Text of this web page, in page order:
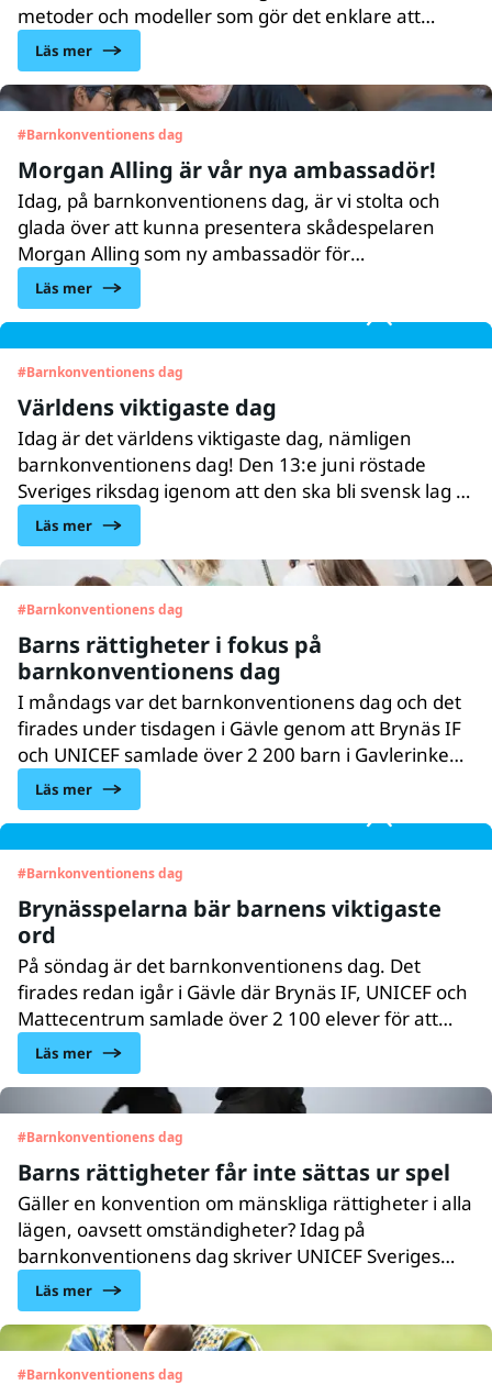
metoder och modeller som gör det enklare att
konkret tillämpa barnkonventionen, till exempel
Barnrättskommun, rättighetsbaserad skola och vår
handbok för socialtjänstens dagliga arbete. Vi vill i
behöver både regeringar, kommuner, näringslivet
och civilsamhället för att barns rättigheter ska
kunna förverkligas.
Läs mer
#Barnkonventionens dag
Morgan Alling är vår nya ambassadör!
Idag, på barnkonventionens dag, är vi stolta och
glada över att kunna presentera skådespelaren
Morgan Alling som ny ambassadör för
UNICEF Sverige.
Läs mer
#Barnkonventionens dag
Världens viktigaste dag
Idag är det världens viktigaste dag, nämligen
barnkonventionens dag! Den 13:e juni röstade
Sveriges riksdag igenom att den ska bli svensk lag –
ett stort och viktigt steg för att alla barn i Sverige ska
få sina rättigheter tillgodosedda. Vi kommer att
fortsätta kämpa för barns rättigheter varje dag,
Läs mer
#Barnkonventionens dag
Barns rättigheter i fokus på
barnkonventionens dag
I måndags var det barnkonventionens dag och det
firades under tisdagen i Gävle genom att Brynäs IF
och UNICEF samlade över 2 200 barn i Gavlerinken,
för att fira alla barns rättigheter.
Läs mer
#Barnkonventionens dag
Brynässpelarna bär barnens viktigaste
ord
På söndag är det barnkonventionens dag. Det
firades redan igår i Gävle där Brynäs IF, UNICEF och
Mattecentrum samlade över 2 100 elever för att
fokusera på alla barns rättigheter. Och barnens
åsikter har verkligen fått stå i centrum, något som
nu kommer synas både på Brynässpelarnas tröjor
Läs mer
#Barnkonventionens dag
Barns rättigheter får inte sättas ur spel
Gäller en konvention om mänskliga rättigheter i alla
lägen, oavsett omständigheter? Idag på
barnkonventionens dag skriver UNICEF Sveriges
generalsekreterare Véronique Lönnerblad och vår
programchef Christina Heilborn en debattartikel för
att påminna om att mänskliga rättigheter även
Läs mer
#Barnkonventionens dag